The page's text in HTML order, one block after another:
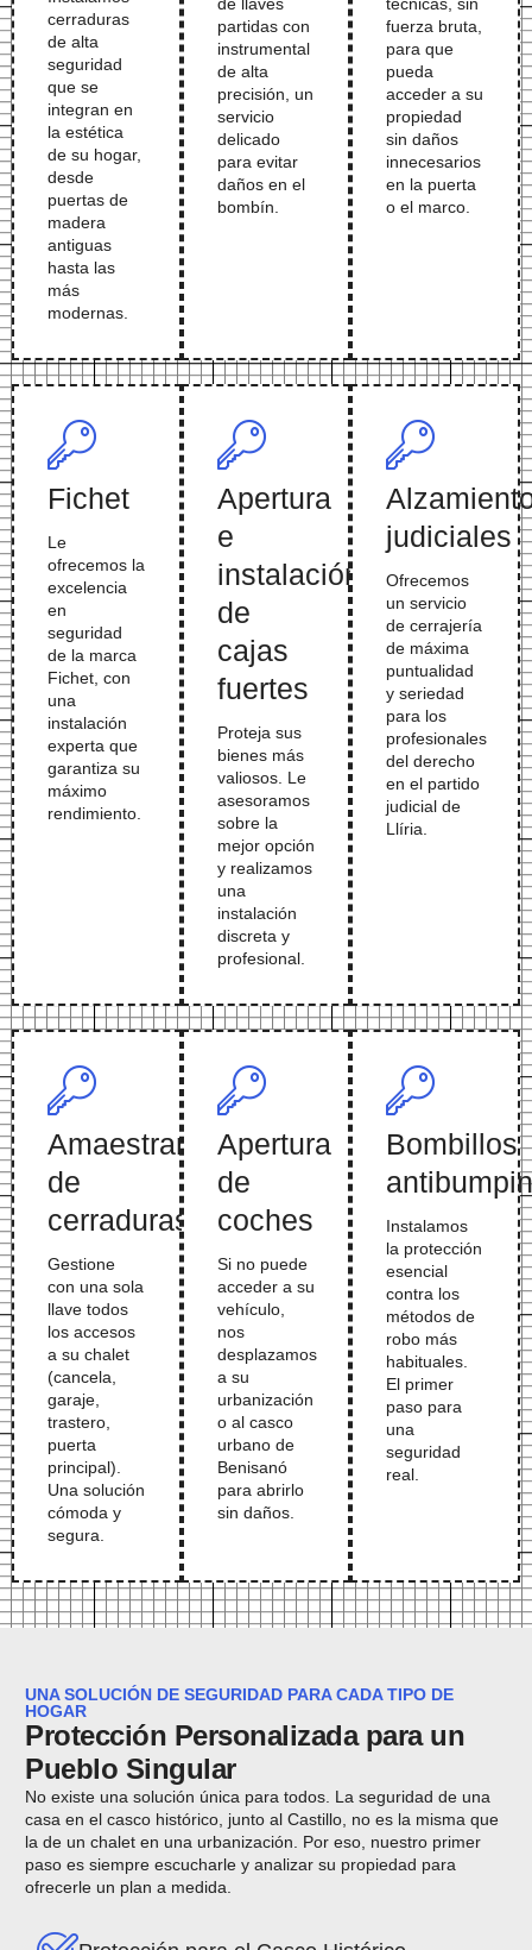
cerraduras
de alta
seguridad
que se
integran en
la estética
de su hogar,
desde
puertas de
madera
antiguas
hasta las
más
modernas.
de llaves
partidas con
instrumental
de alta
precisión, un
servicio
delicado
para evitar
daños en el
bombín.
técnicas, sin
fuerza bruta,
para que
pueda
acceder a su
propiedad
sin daños
innecesarios
en la puerta
o el marco.
Fichet
Le
ofrecemos la
excelencia
en
seguridad
de la marca
Fichet, con
una
instalación
experta que
garantiza su
máximo
rendimiento.
Apertura
e
instalación
de
cajas
fuertes
Proteja sus
bienes más
valiosos. Le
asesoramos
sobre la
mejor opción
y realizamos
una
instalación
discreta y
profesional.
judiciales
Ofrecemos
un servicio
de cerrajería
de máxima
puntualidad
y seriedad
para los
profesionales
del derecho
en el partido
judicial de
Llíria.
Amaestramiento
de
cerraduras
Gestione
con una sola
llave todos
los accesos
a su chalet
(cancela,
garaje,
trastero,
puerta
principal).
Una solución
cómoda y
segura.
Apertura
de
coches
Si no puede
acceder a su
vehículo,
nos
desplazamos
a su
urbanización
o al casco
urbano de
Benisanó
para abrirlo
sin daños.
Bombillos
Instalamos
la protección
esencial
contra los
métodos de
robo más
habituales.
El primer
paso para
una
seguridad
real.
UNA SOLUCIÓN DE SEGURIDAD PARA CADA TIPO DE
HOGAR
Protección Personalizada para un
Pueblo Singular
No existe una solución única para todos. La seguridad de una
casa en el casco histórico, junto al Castillo, no es la misma que
la de un chalet en una urbanización. Por eso, nuestro primer
paso es siempre escucharle y analizar su propiedad para
ofrecerle un plan a medida.